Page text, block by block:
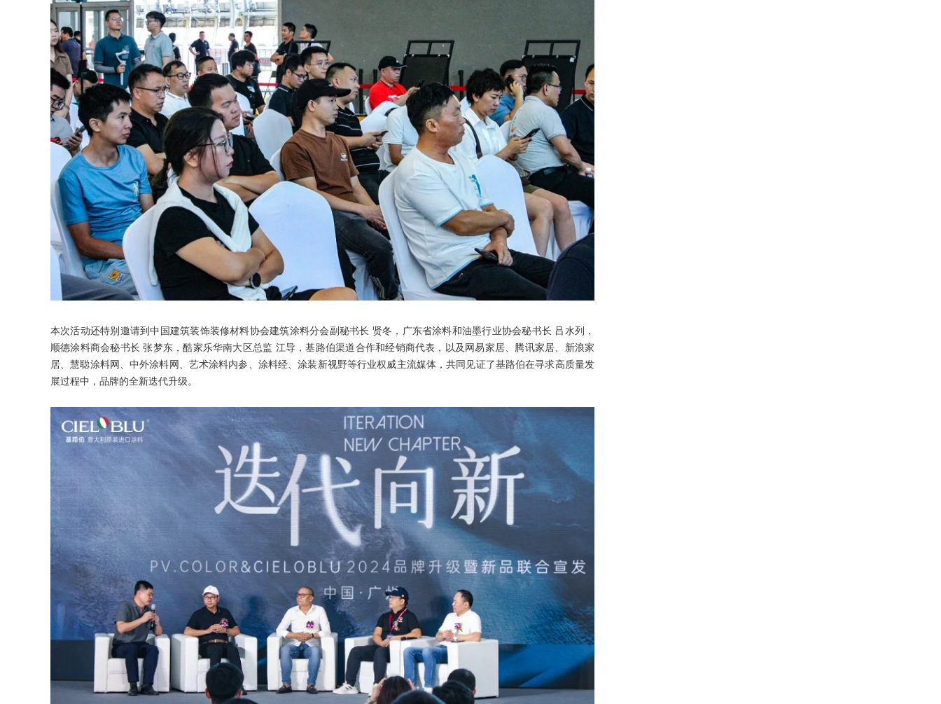
本次活动还特别邀请到中国建筑装饰装修材料协会建筑涂料分会副秘书长 贤冬，广东省涂料和油墨行业协会秘书长 吕水列，
顺德涂料商会秘书长 张梦东，酷家乐华南大区总监 江导，基路伯渠道合作和经销商代表，以及网易家居、腾讯家居、新浪家
居、慧聪涂料网、中外涂料网、艺术涂料内参、涂料经、涂装新视野等行业权威主流媒体，共同见证了基路伯在寻求高质量发
展过程中，品牌的全新迭代升级。